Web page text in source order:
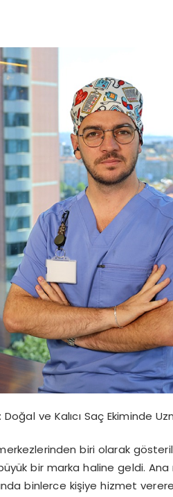
ve Kalıcı Saç Ekiminde
biri olarak
bir marka haline geldi.
binlerce kişiye hizmet